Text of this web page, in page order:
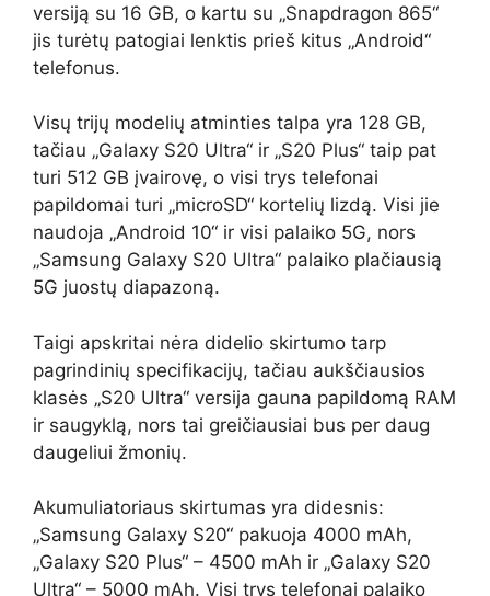
versiją su 16 GB, o kartu su „Snapdragon 865“
jis turėtų patogiai lenktis prieš kitus „Android“
telefonus.
Visų trijų modelių atminties talpa yra 128 GB,
tačiau „Galaxy S20 Ultra“ ir „S20 Plus“ taip pat
turi 512 GB įvairovę, o visi trys telefonai
papildomai turi „microSD“ kortelių lizdą. Visi jie
naudoja „Android 10“ ir visi palaiko 5G, nors
„Samsung Galaxy S20 Ultra“ palaiko plačiausią
5G juostų diapazoną.
Taigi apskritai nėra didelio skirtumo tarp
pagrindinių specifikacijų, tačiau aukščiausios
klasės „S20 Ultra“ versija gauna papildomą RAM
ir saugyklą, nors tai greičiausiai bus per daug
daugeliui žmonių.
Akumuliatoriaus skirtumas yra didesnis:
„Samsung Galaxy S20“ pakuoja 4000 mAh,
„Galaxy S20 Plus“ – 4500 mAh ir „Galaxy S20
Ultra“ – 5000 mAh. Visi trys telefonai palaiko